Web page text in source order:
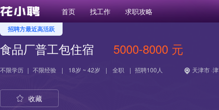
首页 找工作 求职攻略
招聘方最近高活跃
食品厂普工包住宿 5000-8000 元
不限学历 | 不限经验 | 18岁 ~ 42岁 | 全职 | 招聘100人 天津市 ·
收藏